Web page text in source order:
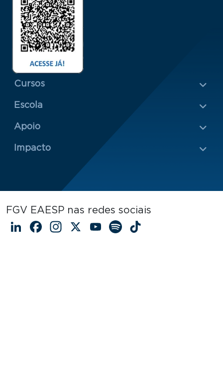
Menu Rodapé 1
Cursos
Escola
Rodapé 2
Apoio
Impacto
FGV EAESP nas redes sociais
LinkedIn
Facebook
Instagram
X YouTube
Spotify